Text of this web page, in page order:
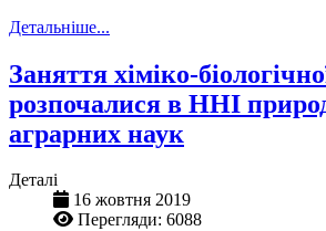
Детальніше...
Заняття хіміко-
розпочалися в ННІ
аграрних наук
Деталі
16 жовтня 2019
Перегляди: 6088